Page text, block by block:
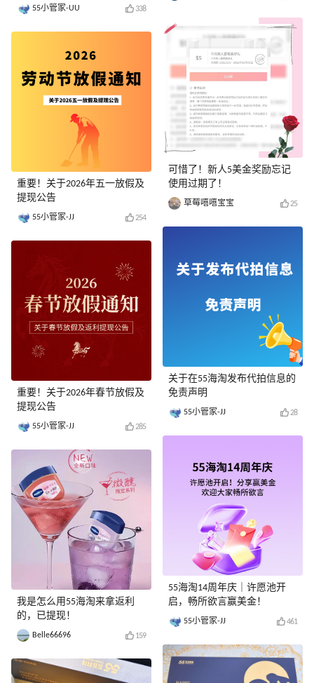
55小管家-UU 338
重要！关于2026年五一放假及
提现公告
55小管家-JJ 254
重要！关于2026年春节放假及
提现公告
55小管家-JJ 285
我是怎么用55海淘来拿返利
的，已提现！
Belle66696 159
可惜了！新人5美金奖励忘记
使用过期了！
草莓嘻嘻宝宝 25
关于在55海淘发布代拍信息的
免责声明
55小管家-JJ 28
55海淘14周年庆｜许愿池开
启，畅所欲言赢美金！
55小管家-JJ 461